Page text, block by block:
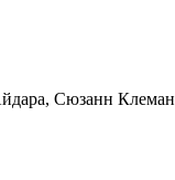
Сюзанн Клеман